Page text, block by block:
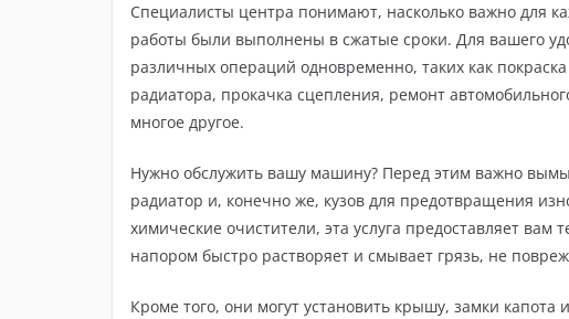
Специалисты центра понимают, насколько важно для
работы были выполнены в сжатые сроки. Для вашего
различных операций одновременно, таких как
радиатора, прокачка сцепления, ремонт
многое другое.
Нужно обслужить вашу машину? Перед этим важно
радиатор и, конечно же, кузов для предотвращения
химические очистители, эта услуга предоставляет
напором быстро растворяет и смывает грязь, не
Кроме того, они могут установить крышу, замки капота